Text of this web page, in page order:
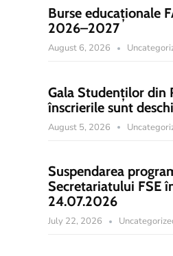
Burse educaționale
2026–2027
August 6, 2026
Gala Studenților din
înscrierile sunt
August 5, 2026
Suspendarea
Secretariatului FSE
24.07.2026
July 22, 2026